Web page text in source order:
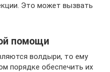
Это может вызвать
помощи
волдыри, то ему
порядке обеспечить их